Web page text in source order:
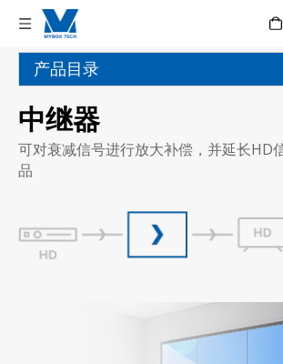
产品目录
中继器
可对衰减信号进行放大补偿，并延长HD
品